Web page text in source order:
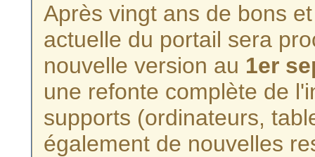
Après vingt ans de bons
actuelle du portail sera
nouvelle version au 1er
une refonte complète de
supports (ordinateurs,
également de nouvelles